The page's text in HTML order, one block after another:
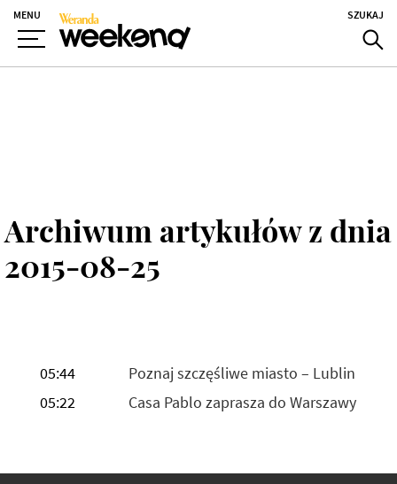
MENU SZUKAJ
Archiwum artykułów z dnia
2015-08-25
05:44
Poznaj szczęśliwe miasto – Lublin
05:22
Casa Pablo zaprasza do Warszawy